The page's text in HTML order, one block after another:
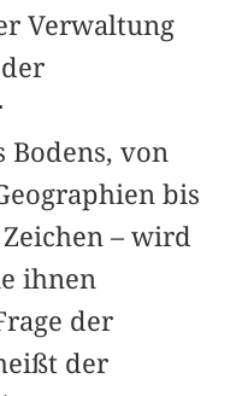
Verwaltung
Bodens, von
bis
– wird
ihnen
der
der